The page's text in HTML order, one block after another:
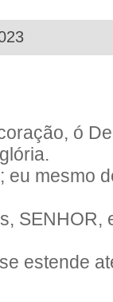
ó
eu mesmo
SENHOR,
estende